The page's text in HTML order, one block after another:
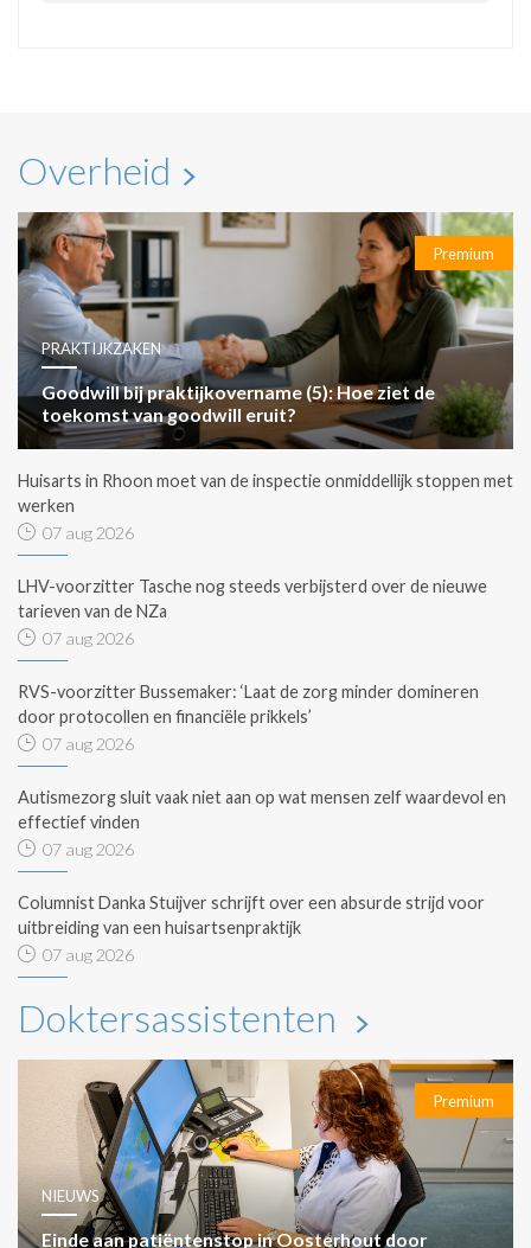
Overheid
Premium
PRAKTIJKZAKEN
Goodwill bij praktijkovername (5): Hoe ziet de
toekomst van goodwill eruit?
Huisarts in Rhoon moet van de inspectie onmiddellijk stoppen met
werken
07 aug 2026
LHV-voorzitter Tasche nog steeds verbijsterd over de nieuwe
tarieven van de NZa
07 aug 2026
RVS-voorzitter Bussemaker: ‘Laat de zorg minder domineren
door protocollen en financiële prikkels’
07 aug 2026
Autismezorg sluit vaak niet aan op wat mensen zelf waardevol en
effectief vinden
07 aug 2026
Columnist Danka Stuijver schrijft over een absurde strijd voor
uitbreiding van een huisartsenpraktijk
07 aug 2026
Doktersassistenten
Premium
NIEUWS
Einde aan patiëntenstop in Oosterhout door